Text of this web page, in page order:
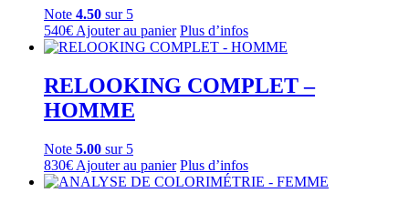
Note 4.50 sur 5
540€ Ajouter au panier Plus d’infos
RELOOKING COMPLET –
HOMME
Note 5.00 sur 5
830€ Ajouter au panier Plus d’infos